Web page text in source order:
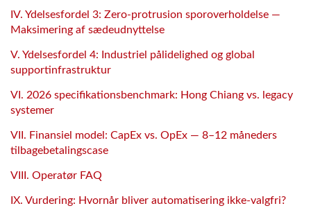
IV. Ydelsesfordel 3: Zero-protrusion sporoverholdelse —
Maksimering af sædeudnyttelse
V. Ydelsesfordel 4: Industriel pålidelighed og global
supportinfrastruktur
VI. 2026 specifikationsbenchmark: Hong Chiang vs. legacy
systemer
VII. Finansiel model: CapEx vs. OpEx — 8–12 måneders
tilbagebetalingscase
VIII. Operatør FAQ
IX. Vurdering: Hvornår bliver automatisering ikke-valgfri?